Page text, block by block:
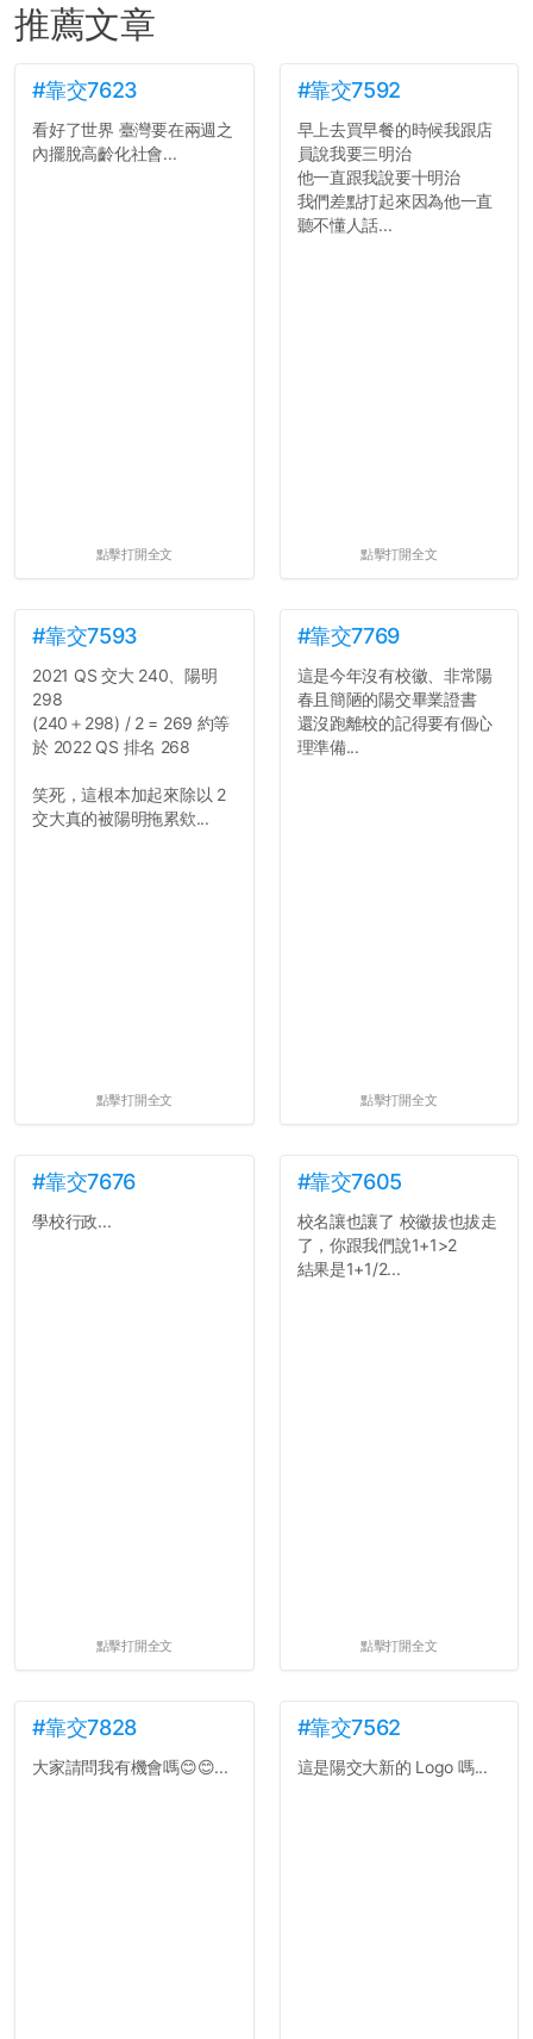
推薦文章
#靠交7623
看好了世界 臺灣要在兩週之
內擺脫高齡化社會...
點擊打開全文
#靠交7592
早上去買早餐的時候我跟店
員說我要三明治
他一直跟我說要十明治
我們差點打起來因為他一直
聽不懂人話...
點擊打開全文
#靠交7593
2021 QS 交大 240、陽明
298
(240＋298) / 2 = 269 約等
於 2022 QS 排名 268
笑死，這根本加起來除以 2
交大真的被陽明拖累欸...
點擊打開全文
#靠交7769
這是今年沒有校徽、非常陽
春且簡陋的陽交畢業證書
還沒跑離校的記得要有個心
理準備...
點擊打開全文
#靠交7676
學校行政...
點擊打開全文
#靠交7605
校名讓也讓了 校徽拔也拔走
了，你跟我們說1+1>2
結果是1+1/2...
點擊打開全文
#靠交7828
大家請問我有機會嗎😊😊...
#靠交7562
這是陽交大新的 Logo 嗎...